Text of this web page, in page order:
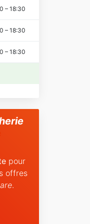
– 18:30
– 18:30
– 18:30
pour
offres
.